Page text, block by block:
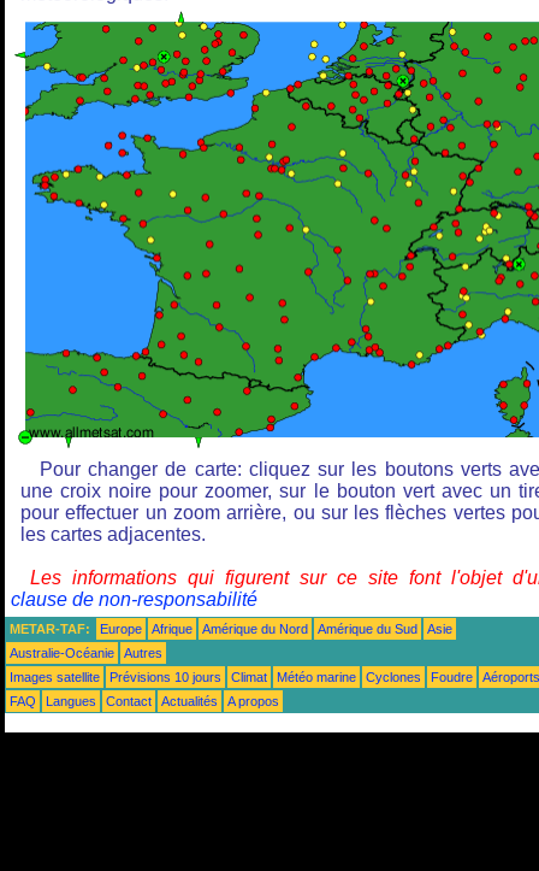
Pour changer de carte: cliquez sur les boutons verts
une croix noire pour zoomer, sur le bouton vert avec un
pour effectuer un zoom arrière, ou sur les flèches vertes
les cartes adjacentes.
Les informations qui figurent sur ce site font l'objet
clause de non-responsabilité
METAR-TAF: Europe Afrique Amérique du Nord Amérique du Sud
Asie
Australie-Océanie
Autres
Images satellite
Prévisions 10 jours Climat Météo marine Cyclones Foudre
Aéroports
FAQ
Langues Contact Actualités A propos